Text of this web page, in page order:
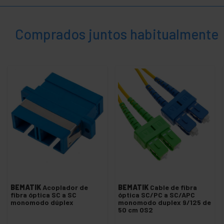
Cable símplex SM 9/125 UPC
Separador para fibra óptica
Varios para fibra óptica
GSM GPRS 3G UMTS HSDPA GPS
+
Red inalámbrica
+
TP-Link Technologies
+
Tarjetas y accesorios SCSI
Racks y
servidores +
Comprados juntos habitualmente
BEMATIK Acoplador de
fibra óptica SC a SC
monomodo dúplex
BEMATIK Cable de fibra
óptica SC/PC a SC/APC
monomodo duplex 9/125 de
50 cm OS2